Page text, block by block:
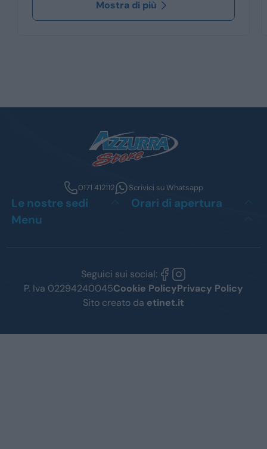
Mostra di più
0171 412112 Scrivici su Whatsapp
Le nostre sedi
Orari di apertura
Menu
Seguici sui social:
P. Iva 02294240045Cookie PolicyPrivacy Policy
Sito creato da etinet.it